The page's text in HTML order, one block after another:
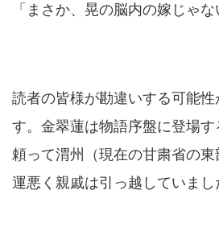
「まさか、晃の脳内の嫁じゃな
読者の皆様が勘違いする可能性
す。金翠蓮は物語序盤に登場
頼って渭州（現在の甘粛省の東
運悪く親戚は引っ越していまし